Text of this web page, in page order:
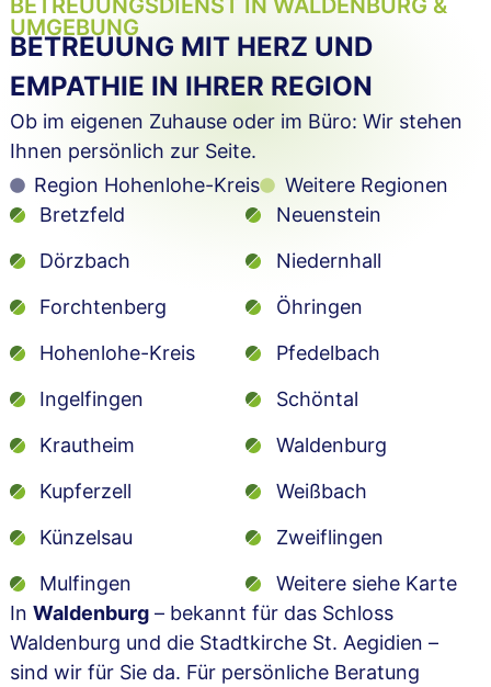
UMGEBUNG
BETREUUNG MIT HERZ UND
EMPATHIE IN IHRER REGION
Ob im eigenen Zuhause oder im Büro: Wir stehen
Ihnen persönlich zur Seite.
Region Hohenlohe-Kreis
Weitere Regionen
Bretzfeld
Dörzbach
Forchtenberg
Hohenlohe-Kreis
Ingelfingen
Krautheim
Kupferzell
Künzelsau
Mulfingen
Neuenstein
Niedernhall
Öhringen
Pfedelbach
Schöntal
Waldenburg
Weißbach
Zweiflingen
Weitere siehe Karte
In Waldenburg– bekannt für das Schloss
Waldenburg und die Stadtkirche St. Aegidien –
sind wir für Sie da. Für persönliche Beratung